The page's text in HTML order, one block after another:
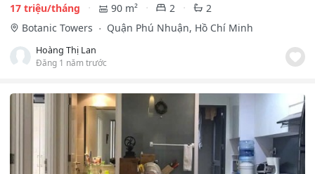
17 triệu/tháng
90 m² 2
2
Botanic Towers
Quận Phú Nhuận, Hồ Chí Minh
Hoàng Thị Lan
Đăng 1 năm trước